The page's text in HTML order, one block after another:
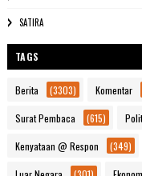
SATIRA
TAGS
Berita (3303) Komentar
Surat Pembaca (615)
Kenyataan @ Respon (349)